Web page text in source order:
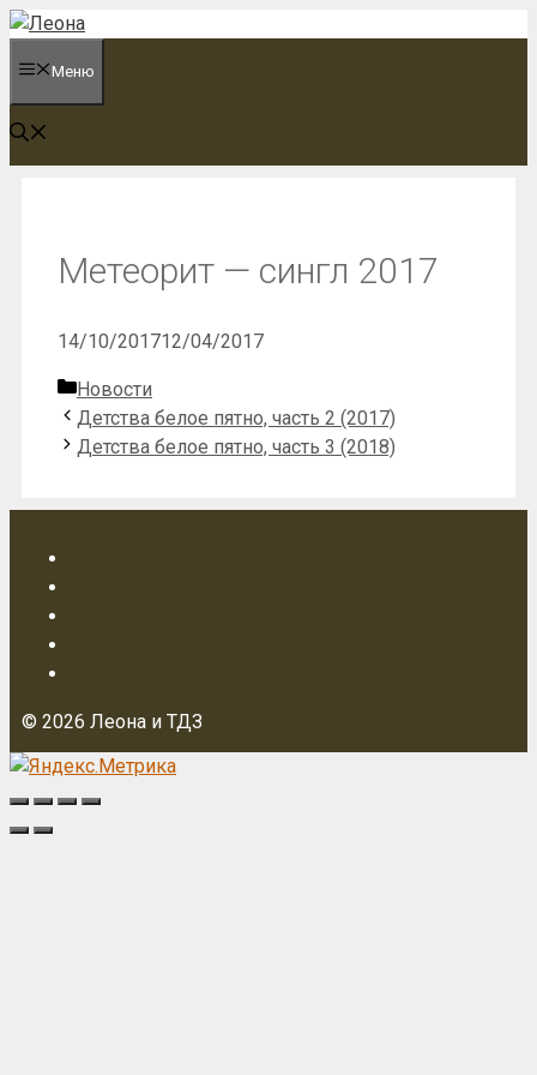
Перейти
содержимому
Меню
Метеорит — сингл 2017
14/10/201712/04/2017
Рубрики
Новости
Детства белое пятно, часть 2 (2017)
Детства белое пятно, часть 3 (2018)
© 2026 Леона и ТДЗ